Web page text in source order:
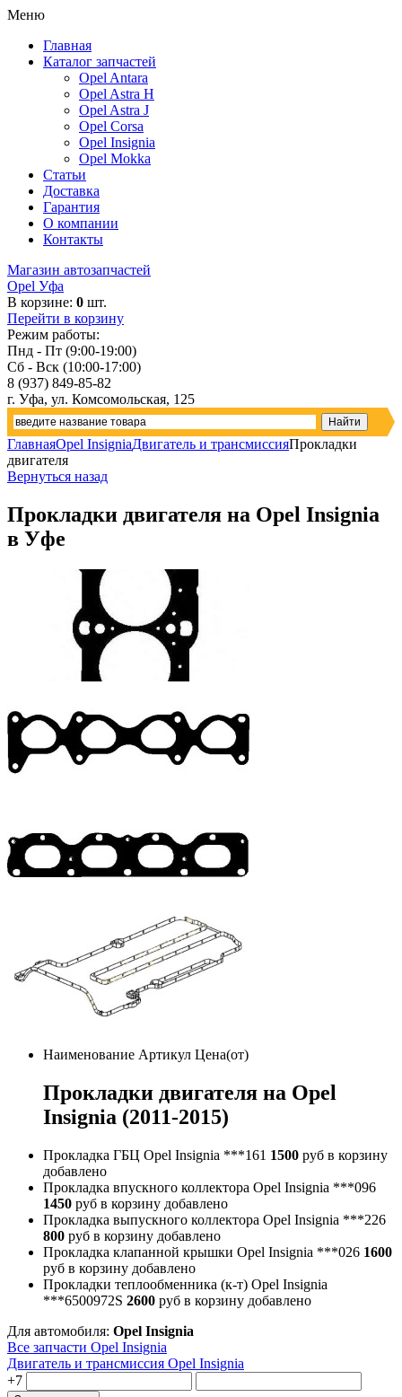
Меню
Главная
Каталог запчастей
Opel Antara
Opel Astra H
Opel Astra J
Opel Corsa
Opel Insignia
Opel Mokka
Статьи
Доставка
Гарантия
О компании
Контакты
Магазин автозапчастей
Opel Уфа
В корзине: 0 шт.
Перейти в корзину
Режим работы:
Пнд - Пт (9:00-19:00)
Сб - Вск (10:00-17:00)
8 (937) 849-85-82
г. Уфа, ул. Комсомольская, 125
ГлавнаяOpel InsigniaДвигатель и трансмиссияПрокладки
двигателя
Вернуться назад
Прокладки двигателя на Opel Insignia
в Уфе
Наименование Артикул Цена(от)
Прокладки двигателя на Opel
Insignia (2011-2015)
Прокладка ГБЦ Opel Insignia ***161 1500 руб в корзину
добавлено
Прокладка впускного коллектора Opel Insignia ***096
1450 руб в корзину добавлено
Прокладка выпускного коллектора Opel Insignia ***226
800 руб в корзину добавлено
Прокладка клапанной крышки Opel Insignia ***026 1600
руб в корзину добавлено
Прокладки теплообменника (к-т) Opel Insignia
***6500972S 2600 руб в корзину добавлено
Для автомобиля: Opel Insignia
Все запчасти Opel Insignia
Двигатель и трансмиссия Opel Insignia
+7